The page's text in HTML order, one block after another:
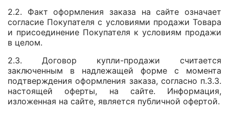
2.2. Факт оформления заказа на сайте означает
согласие Покупателя с условиями продажи Товара
и присоединение Покупателя к условиям продажи
в целом.
2.3. Договор купли-продажи считается
заключенным в надлежащей форме с момента
подтверждения оформления заказа, согласно п.3.3.
настоящей оферты, на сайте. Информация,
изложенная на сайте, является публичной офертой.